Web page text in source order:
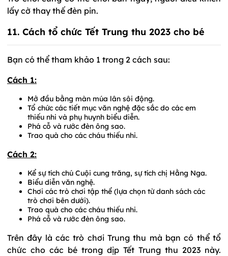
lấy cờ thay thế đèn pin.
11. Cách tổ chức Tết Trung thu 2023 cho bé
Bạn có thể tham khảo 1 trong 2 cách sau:
Cách 1:
Mở đầu bằng màn múa lân sôi động.
Tổ chức các tiết mục văn nghệ đặc sắc do các em
thiếu nhi và phụ huynh biểu diễn.
Phá cỗ và rước đèn ông sao.
Trao quà cho các cháu thiếu nhi.
Cách 2:
Kể sự tích chú Cuội cung trăng, sự tích chị Hằng Nga.
Biểu diễn văn nghệ.
Chơi các trò chơi tập thể (lựa chọn từ danh sách các
trò chơi bên dưới).
Trao quà cho các cháu thiếu nhi.
Phá cỗ và rước đèn ông sao.
Trên đây là các trò chơi Trung thu mà bạn có thể tổ
chức cho các bé trong dịp Tết Trung thu 2023 này.